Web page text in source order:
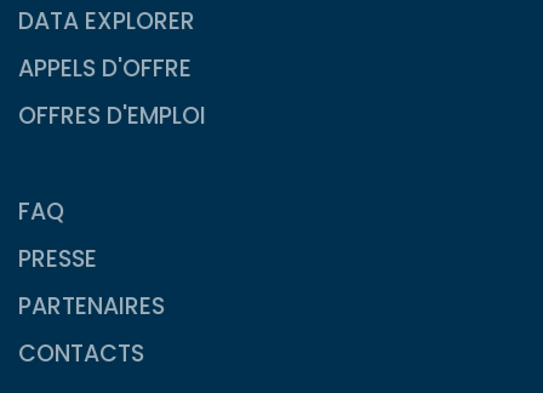
DATA EXPLORER
APPELS D'OFFRE
OFFRES D'EMPLOI
FAQ
PRESSE
PARTENAIRES
CONTACTS